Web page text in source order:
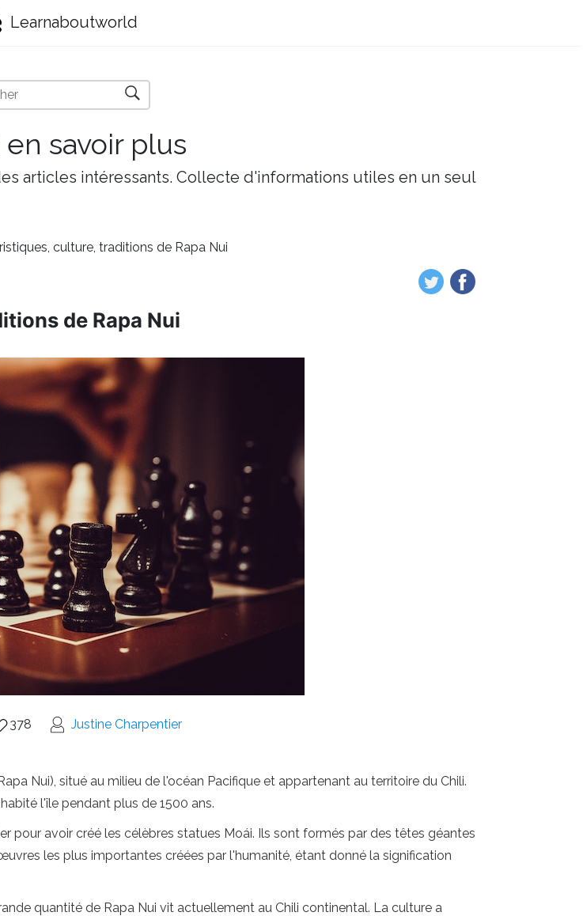
Learnaboutworld
savoir plus
articles intéressants. Collecte d'informations utiles en un seul
culture, traditions de Rapa Nui
de Rapa Nui
378 Justine Charpentier
Nui), situé au milieu de l'océan Pacifique et appartenant au territoire du Chili.
l'île pendant plus de 1500 ans.
pour avoir créé les célèbres statues Moái. Ils sont formés par des têtes géantes
les plus importantes créées par l'humanité, étant donné la signification
quantité de Rapa Nui vit actuellement au Chili continental. La culture a